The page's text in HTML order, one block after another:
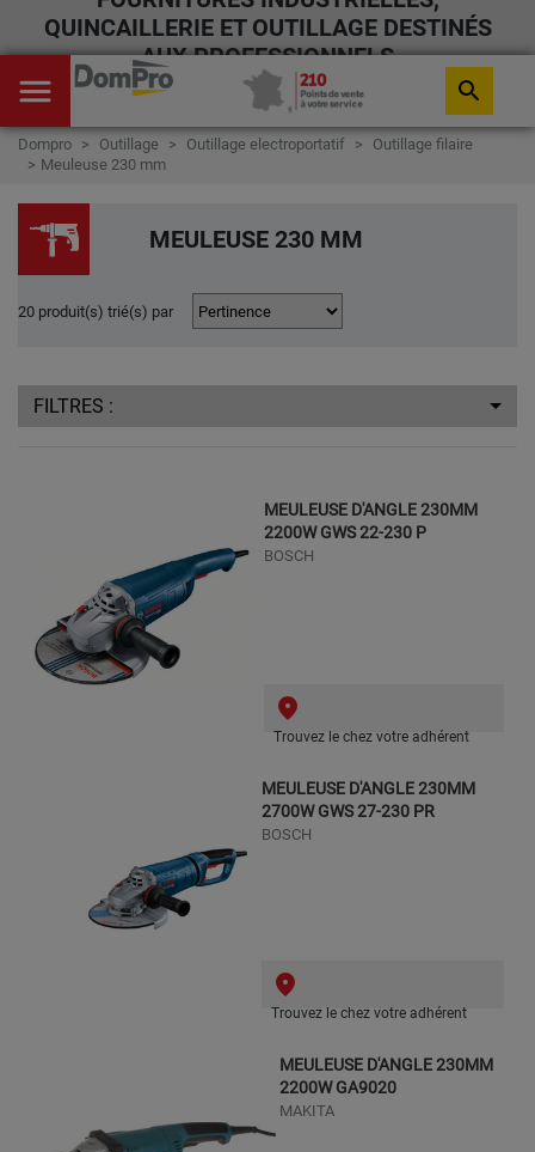
QUINCAILLERIE ET OUTILLAGE DESTINÉS
AUX PROFESSIONNELS
menu search
Dompro Outillage Outillage electroportatif
Outillage filaire
Meuleuse 230 mm
MEULEUSE 230 MM
20 produit(s) trié(s) par
FILTRES :
MEULEUSE D'ANGLE 230MM
2200W GWS 22-230 P
BOSCH
Trouvez le chez votre adhérent
MEULEUSE D'ANGLE 230MM
2700W GWS 27-230 PR
BOSCH
Trouvez le chez votre adhérent
MEULEUSE D'ANGLE 230MM
2200W GA9020
MAKITA